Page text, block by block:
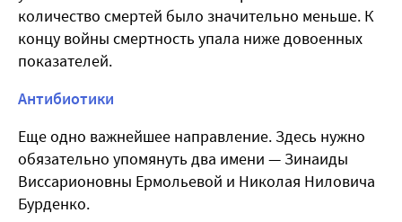
количество смертей было значительно меньше. К
концу войны смертность упала ниже довоенных
показателей.
Антибиотики
Еще одно важнейшее направление. Здесь нужно
обязательно упомянуть два имени — Зинаиды
Виссарионовны Ермольевой и Николая Ниловича
Бурденко.